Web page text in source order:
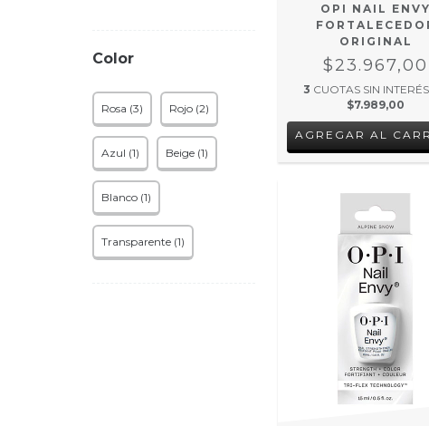
Color
Rosa (3) Rojo (2)
Azul (1) Beige (1)
Blanco (1)
Transparente (1)
OPI NAIL ENVY
ORIGINAL
$23.967,00
3 CUOTAS SIN
$7.989,00